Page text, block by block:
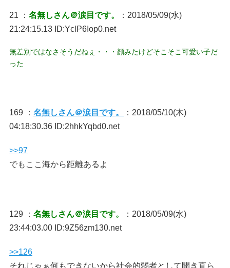
21 ： 名無しさん＠涙目です。
：2018/05/09(水)
21:24:15.13 ID:YclP6Iop0.net
無差別ではなさそうだねぇ・・・顔みたけどそこそこ可愛い子だ
った
169 ： 名無しさん＠涙目です。
：2018/05/10(木)
04:18:30.36 ID:2hhkYqbd0.net
>>97
でもここ海から距離あるよ
129 ： 名無しさん＠涙目です。
：2018/05/09(水)
23:44:03.00 ID:9Z56zm130.net
>>126
それじゃぁ何もできないから社会的弱者として開き直ら